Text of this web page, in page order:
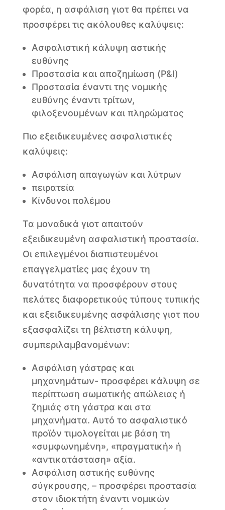
φορέα, η ασφάλιση γιοτ θα πρέπει να
προσφέρει τις ακόλουθες καλύψεις:
Ασφαλιστική κάλυψη αστικής
ευθύνης
Προστασία και αποζημίωση (P&I)
Προστασία έναντι της νομικής
ευθύνης έναντι τρίτων,
φιλοξενουμένων και πληρώματος
Πιο εξειδικευμένες ασφαλιστικές
καλύψεις:
Ασφάλιση απαγωγών και λύτρων
πειρατεία
Κίνδυνοι πολέμου
Τα μοναδικά γιοτ απαιτούν
εξειδικευμένη ασφαλιστική προστασία.
Οι επιλεγμένοι διαπιστευμένοι
επαγγελματίες μας έχουν τη
δυνατότητα να προσφέρουν στους
πελάτες διαφορετικούς τύπους τυπικής
και εξειδικευμένης ασφάλισης γιοτ που
εξασφαλίζει τη βέλτιστη κάλυψη,
συμπεριλαμβανομένων:
Ασφάλιση γάστρας και
μηχανημάτων- προσφέρει κάλυψη σε
περίπτωση σωματικής απώλειας ή
ζημιάς στη γάστρα και στα
μηχανήματα. Αυτό το ασφαλιστικό
προϊόν τιμολογείται με βάση τη
«συμφωνημένη», «πραγματική» ή
«αντικατάσταση» αξία.
Ασφάλιση αστικής ευθύνης
σύγκρουσης, – προσφέρει προστασία
στον ιδιοκτήτη έναντι νομικών